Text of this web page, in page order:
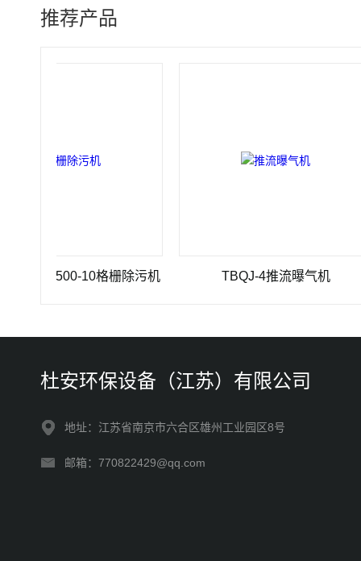
推荐产品
10格栅除污机 TBQJ-4推流曝气机
杜安环保设备（江苏）有限公司
地址：江苏省南京市六合区雄州工业园区8号
邮箱：770822429@qq.com